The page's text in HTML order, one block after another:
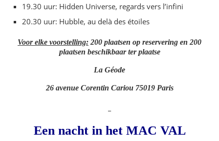
19.30 uur: Hidden Universe, regards vers l’infini
20.30 uur: Hubble, au delà des étoiles
Voor elke voorstelling: 200 plaatsen op reservering en 200
plaatsen beschikbaar ter plaatse
La Géode
26 avenue Corentin Cariou 75019 Paris
Een nacht in het MAC VAL